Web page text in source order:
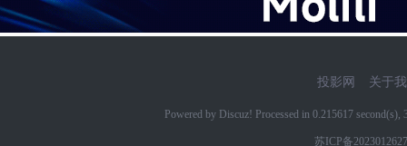
投影网 关于
Powered by Discuz! Processed in 0.215617
苏ICP备